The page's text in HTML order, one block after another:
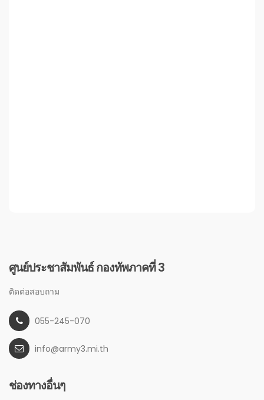
ศูนย์ประชาสัมพันธ์ กองทัพภาคที่ 3
ติดต่อสอบถาม
055-245-070
info@army3.mi.th
ช่องทางอื่นๆ